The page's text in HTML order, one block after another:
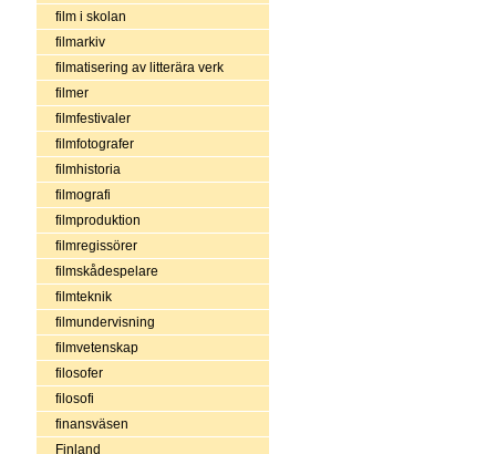
film i skolan
filmarkiv
filmatisering av litterära verk
filmer
filmfestivaler
filmfotografer
filmhistoria
filmografi
filmproduktion
filmregissörer
filmskådespelare
filmteknik
filmundervisning
filmvetenskap
filosofer
filosofi
finansväsen
Finland